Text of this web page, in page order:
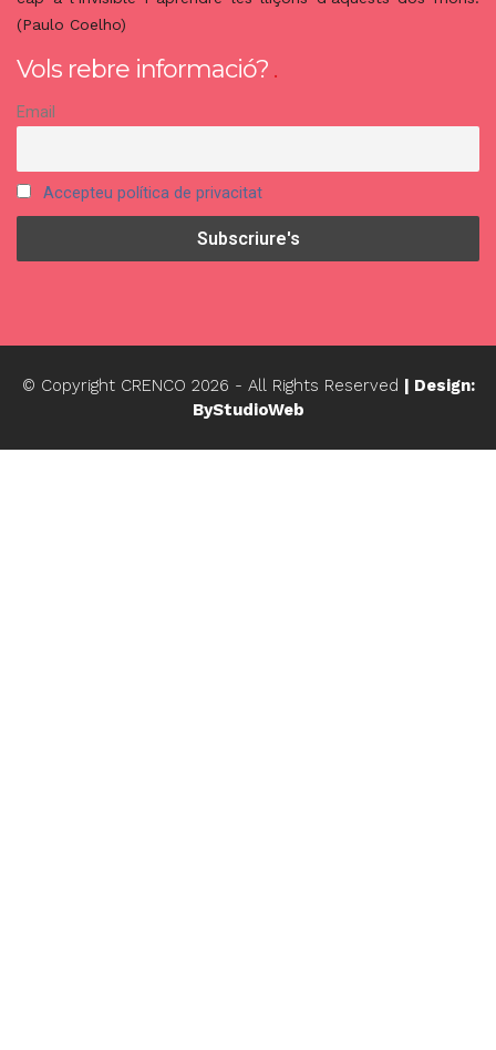
(Paulo Coelho)
Vols rebre informació?
Email
Accepteu política de privacitat
© Copyright CRENCO 2026 - All Rights Reserved | Design:
ByStudioWeb